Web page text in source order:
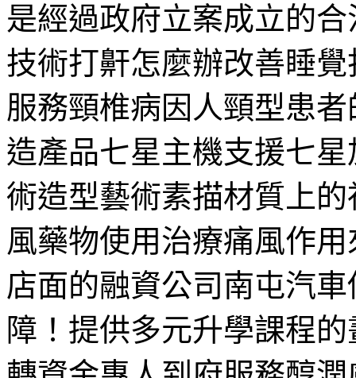
是經過政府立案成立的
技術打鼾怎麼辦改善睡
服務頸椎病因人頸型患
造產品七星主機支援七
術造型藝術素描材質上
風藥物使用治療痛風作
店面的融資公司南屯汽
障！提供多元升學課程